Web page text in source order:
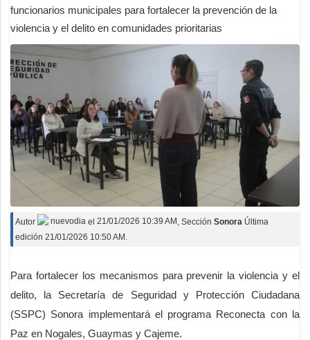
funcionarios municipales para fortalecer la prevención de la
violencia y el delito en comunidades prioritarias
Autor nuevodia el 21/01/2026 10:39 AM , Sección Sonora Última
edición 21/01/2026 10:50 AM.
Para fortalecer los mecanismos para prevenir la violencia y el
delito, la Secretaría de Seguridad y Protección Ciudadana
(SSPC) Sonora implementará el programa Reconecta con la
Paz en Nogales, Guaymas y Cajeme.